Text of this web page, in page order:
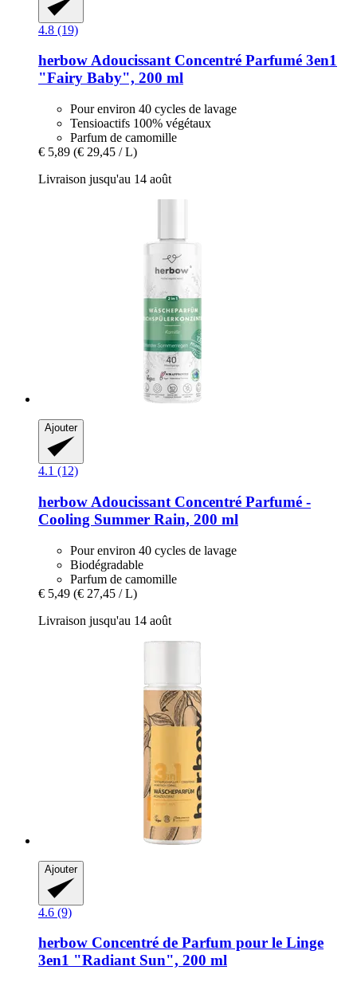
4.8 (19)
herbowAdoucissant Concentré Parfumé 3en1
"Fairy Baby", 200 ml
Pour environ 40 cycles de lavage
Tensioactifs 100% végétaux
Parfum de camomille
€ 5,89 (€ 29,45 / L)
Livraison jusqu'au 14 août
Ajouter
4.1 (12)
herbow Adoucissant Concentré Parfumé -​
Cooling Summer Rain, 200 ml
Pour environ 40 cycles de lavage
Biodégradable
Parfum de camomille
€ 5,49 (€ 27,45 / L)
Livraison jusqu'au 14 août
Ajouter
4.6 (9)
herbow Concentré de Parfum pour le Linge
3en1 "Radiant Sun", 200 ml